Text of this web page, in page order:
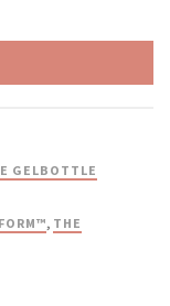
GELBOTTLE
, THE